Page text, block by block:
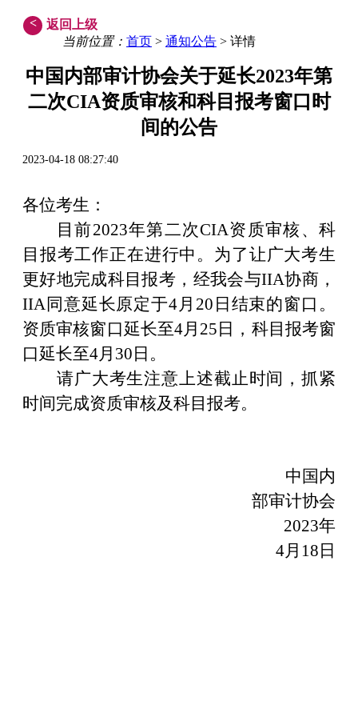
<
返回上级
当前位置： 首页 > 通知公告 > 详情
中国内部审计协会关于延长2023年第
二次CIA资质审核和科目报考窗口时
间的公告
2023-04-18 08:27:40
各位考生：
目前2023年第二次CIA资质审核、科
目报考工作正在进行中。为了让广大考生
更好地完成科目报考，经我会与IIA协商，
IIA同意延长原定于4 月 20日结束的窗口。
资质审核窗口延长至4月25 日，科目报考窗
口延长至4月30 日。
请广大考生注意上述截止时间，抓紧
时间完成资质审核及科目报考。
中国内
部审计协会
2023年
4月 18 日